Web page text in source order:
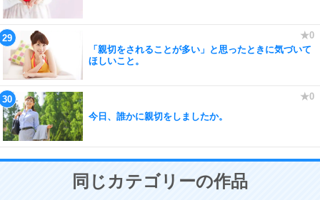
「親切をされることが多い」と思ったときに気づいて
ほしいこと。
今日、誰かに親切をしましたか。
同じカテゴリーの作品